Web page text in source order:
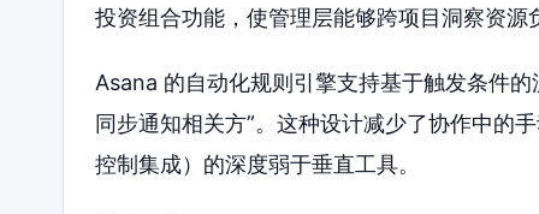
投资组合功能，使管理层能够跨项目洞察资
Asana 的自动化规则引擎支持基于触发条件
同步通知相关方”。这种设计减少了协作中的
控制集成）的深度弱于垂直工具。